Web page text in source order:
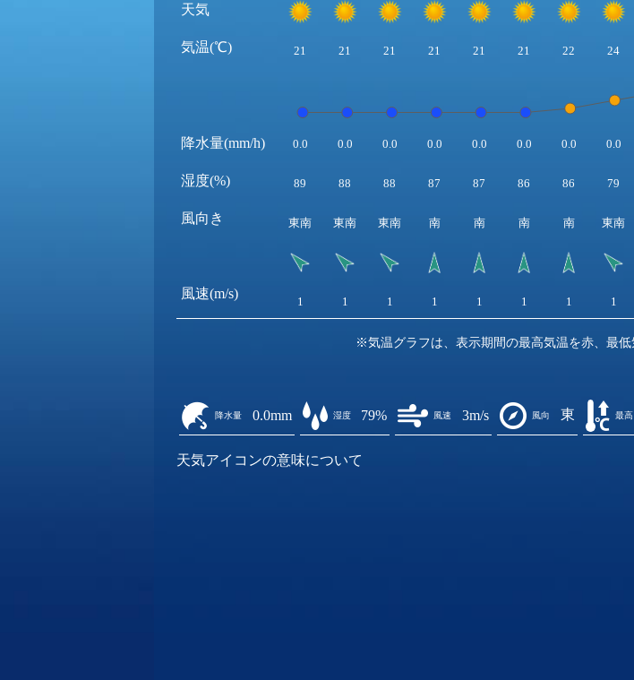
天気
気温(℃)
降水量(mm/h)
湿度(%)
風向き
風速(m/s)
21 21 21 21 21 21 22 24
0.0 0.0 0.0 0.0 0.0 0.0 0.0 0.0
89 88 88 87 87 86 86 79
東南 東南 東南 南 南 南 南 東南
1 1 1 1 1 1 1 1
※気温グラフは、表示期間の最高気温を赤、最低
降水量 0.0mm 湿度 79% 風速 3m/s 風向 東 最高
天気アイコンの意味について